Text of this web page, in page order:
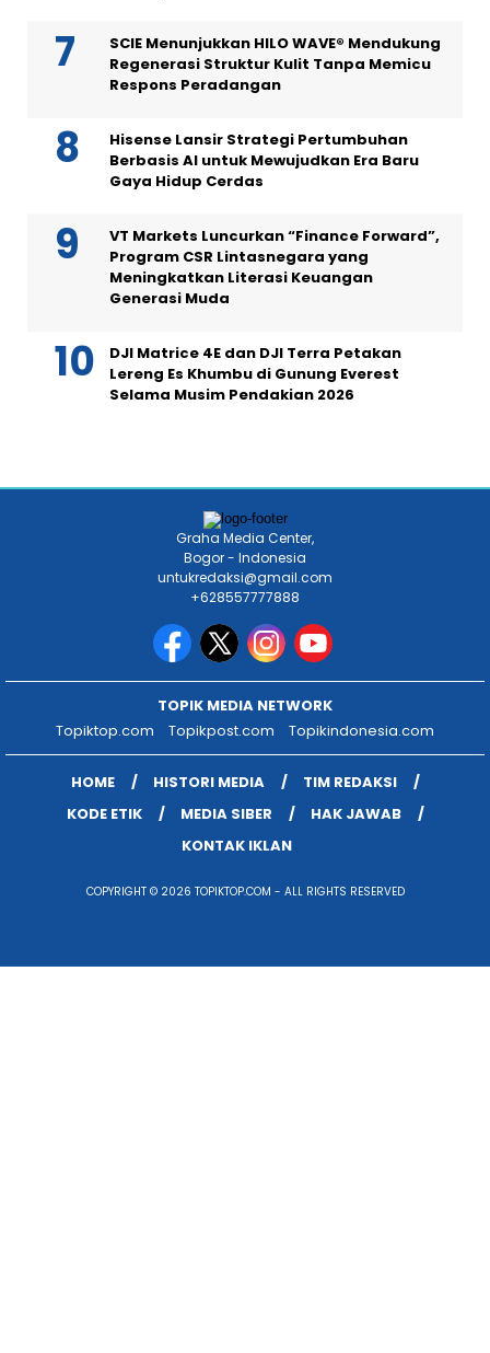
SCIE Menunjukkan HILO WAVE® Mendukung
Regenerasi Struktur Kulit Tanpa Memicu
Respons Peradangan
Hisense Lansir Strategi Pertumbuhan
Berbasis AI untuk Mewujudkan Era Baru
Gaya Hidup Cerdas
VT Markets Luncurkan “Finance Forward”,
Program CSR Lintasnegara yang
Meningkatkan Literasi Keuangan
Generasi Muda
DJI Matrice 4E dan DJI Terra Petakan
Lereng Es Khumbu di Gunung Everest
Selama Musim Pendakian 2026
Graha Media Center,
Bogor - Indonesia
untukredaksi@gmail.com
+628557777888
TOPIK MEDIA NETWORK
Topiktop.com
Topikpost.com Topikindonesia.com
HOME HISTORI MEDIA
TIM REDAKSI
KODE ETIK
MEDIA SIBER
HAK JAWAB
KONTAK IKLAN
COPYRIGHT © 2026 TOPIKTOP.COM - ALL RIGHTS RESERVED